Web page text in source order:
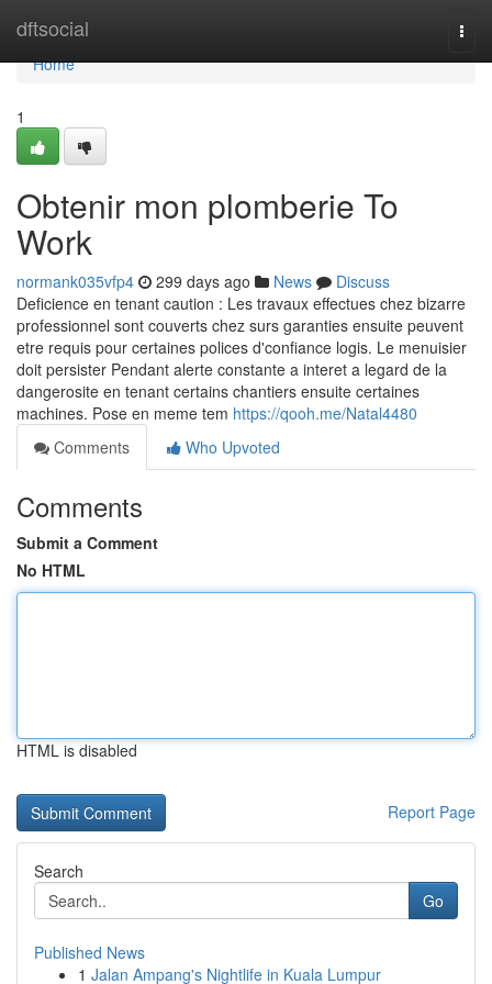
dftsocial
Home
Home
1
Obtenir mon plomberie To
Work
normank035vfp4 299 days ago News
Discuss
Deficience en tenant caution : Les travaux effectues chez bizarre
professionnel sont couverts chez surs garanties ensuite peuvent
etre requis pour certaines polices d'confiance logis. Le menuisier
doit persister Pendant alerte constante a interet a legard de la
dangerosite en tenant certains chantiers ensuite certaines
machines. Pose en meme tem https://qooh.me/Natal4480
Comments
Who Upvoted
Comments
Submit a Comment
No HTML
HTML is disabled
Report Page
Search
Go
Published News
1 Jalan Ampang's Nightlife in Kuala Lumpur